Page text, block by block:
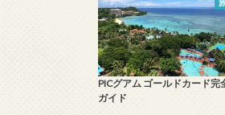
PICグアム ゴールドカード完
ガイド